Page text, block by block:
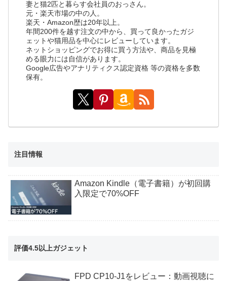
妻と猫2匹と暮らす会社員のおっさん。
元・楽天市場の中の人。
楽天・Amazon歴は20年以上。
年間200件を越す注文の中から、買って良かったガジ
ェットや猫用品を中心にレビューしています。
ネットショッピングでお得に買う方法や、商品を見極
める眼力には自信があります。
Google広告やアナリティクス認定資格 等の資格を多数
保有。
注目情報
Amazon Kindle（電子書籍）が初回購
入限定で70%OFF
評価4.5以上ガジェット
FPD CP10-J1をレビュー：動画視聴に